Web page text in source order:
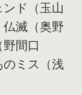
ド（玉山
滅（奥野
間口
ミス（浅